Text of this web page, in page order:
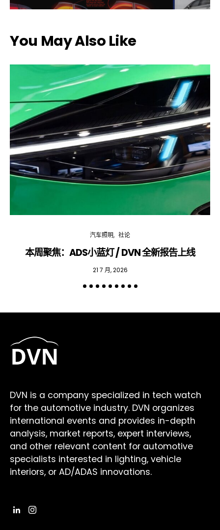
You May Also Like
汽车照明 社论
本周聚焦：ADS小蓝灯 / DVN 全新报告上线
21 7 月, 2026
DVN is a company specialized in tech watch
for the automotive industry. DVN organizes
international events and provides in-depth
analysis, market reports, expert interviews,
and other relevant content for automotive
specialists interested in lighting, vehicle
interiors, or AD/ADAS innovations.
Interior weekly newsletter
bi-monthly Sensing & Applications newsletter
By selecting this box, you agree to ourterms of useand consent
to the storage of the submitted data.